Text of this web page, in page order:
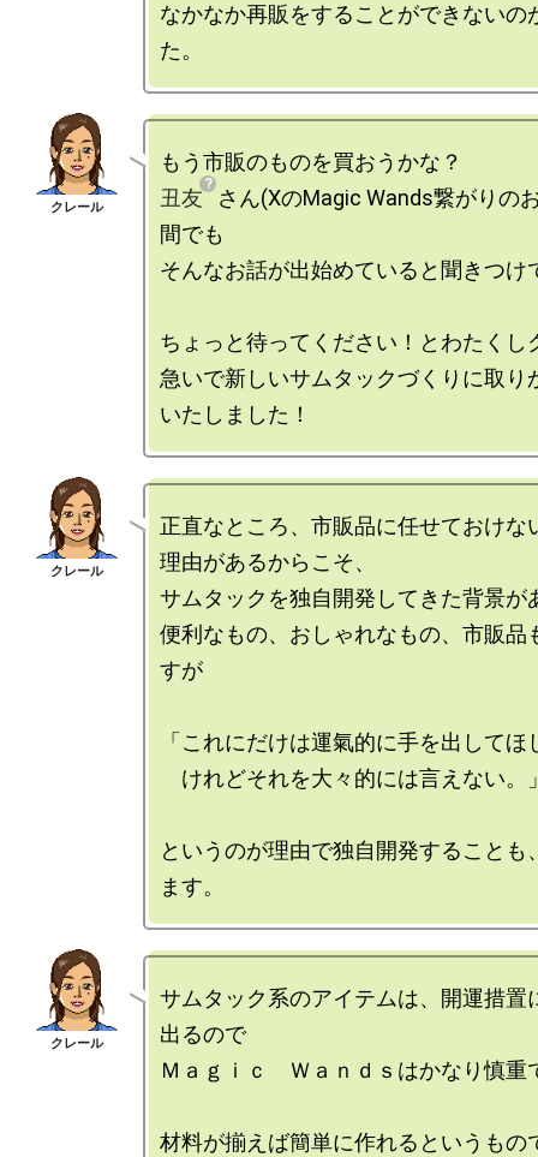
なかなか再販をすることができないの
丑友
さん(XのMagic Wands繋がりの
間でも
そんなお話が出始めていると聞きつけ
ちょっと待ってください！とわたくし
急いで新しいサムタックづくりに取り
正直なところ、市販品に任せておけな
理由があるからこそ、
サムタックを独自開発してきた背景が
便利なもの、おしゃれなもの、市販品
すが
「これにだけは運氣的に手を出してほ
けれどそれを大々的には言えない。
というのが理由で独自開発することも
サムタック系のアイテムは、開運措置
出るので
Ｍａｇｉｃ　Ｗａｎｄｓはかなり慎重
材料が揃えば簡単に作れるというもの